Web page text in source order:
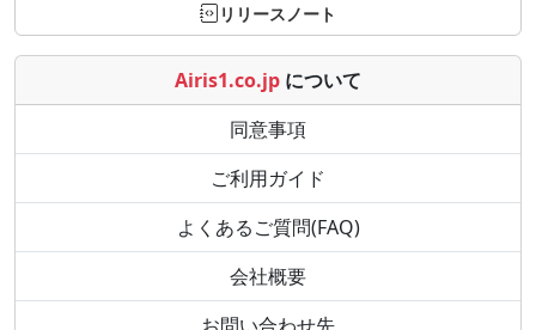
リリースノート
Airis1.co.jp について
同意事項
ご利用ガイド
よくあるご質問(FAQ)
会社概要